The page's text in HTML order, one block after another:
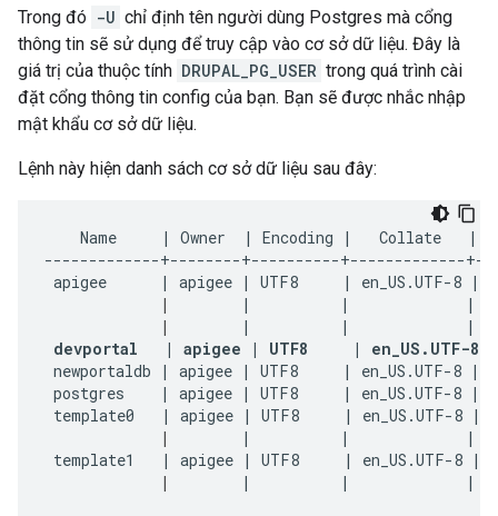
Trong đó -U chỉ định tên người dùng Postgres mà cổng
thông tin sẽ sử dụng để truy cập vào cơ sở dữ liệu. Đây là
giá trị của thuộc tính DRUPAL_PG_USER trong quá trình cài
đặt cổng thông tin config của bạn. Bạn sẽ được nhắc nhập
mật khẩu cơ sở dữ liệu.
Lệnh này hiện danh sách cơ sở dữ liệu sau đây:
Name     | Owner  | Encoding |   Collate   |
-------------+--------+----------+-------------
apigee      | apigee | UTF8     | en_US.UTF-8 |
|
|          |             |
|
|          |             |
devportal   | apigee | UTF8     | en_US.UTF-8
newportaldb | apigee | UTF8     | en_US.UTF-8 |
postgres    | apigee | UTF8     | en_US.UTF-8 |
template0   | apigee | UTF8     | en_US.UTF-8 |
|
|          |             |
template1   | apigee | UTF8     | en_US.UTF-8 |
|
|          |             |